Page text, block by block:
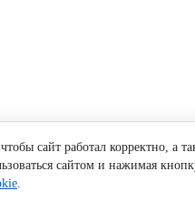
сайт работал корректно, а
сайтом и нажимая
.